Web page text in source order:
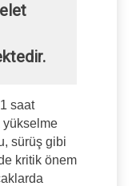
saat
yükselme
sürüş gibi
kritik önem